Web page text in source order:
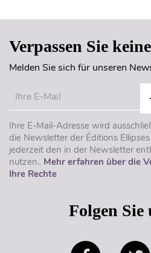
Verpassen Sie
Melden Sie sich für unseren
Ihre E-Mail-Adresse wird
die Newsletter der Éditions
jederzeit den in der Newsletter
nutzen.. Mehr erfahren über die
Ihre Rechte
Folgen Sie